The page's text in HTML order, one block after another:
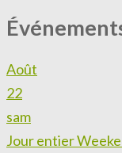
Août
22
sam
Jour entier